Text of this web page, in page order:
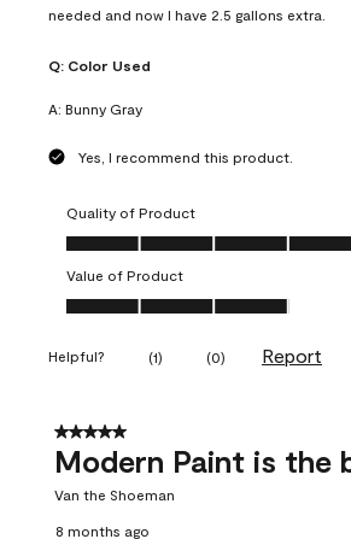
needed and now I have 2.5 gallons extra.
Q: Color Used
A: Bunny Gray
Yes, I recommend this product.
Quality of Product
Quality of Product, 5.0 out of 5
Value of Product
Value of Product, 3.0 out of 5
Helpful? (1) (0) Report
5 out of 5 stars.
Modern Paint is the
Van the Shoeman
8 months ago